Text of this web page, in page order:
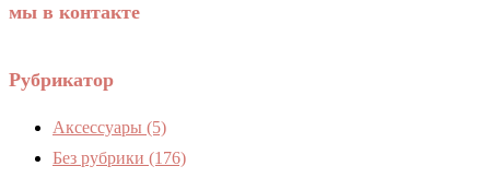
мы в контакте
Рубрикатор
Аксессуары (5)
Без рубрики (176)